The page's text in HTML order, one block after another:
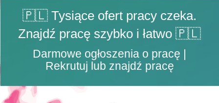
🇵🇱 Tysiące ofert pracy czeka.
Znajdź pracę szybko i łatwo 🇵🇱
Darmowe ogłoszenia o pracę |
Rekrutuj lub znajdź pracę